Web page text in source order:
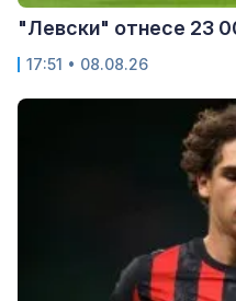
"Левски" отнесе 23
17:51 • 08.08.26